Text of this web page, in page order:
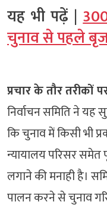
यह भी पढ़ें |
चुनाव से पहले
प्रचार के तौर तरीकों
निर्वाचन समिति ने
कि चुनाव में किसी भी
न्यायालय परिसर समेत
लगाने की मनाही है।
पालन करने से चुनाव